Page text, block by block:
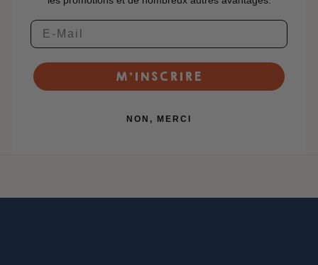
M’INSCRIRE
NON, MERCI